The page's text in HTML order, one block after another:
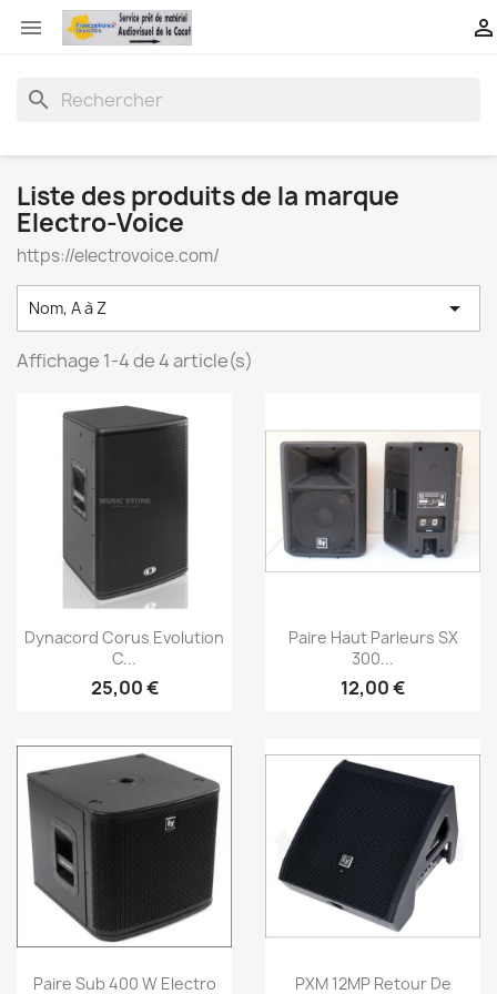
 
search
Liste des produits de la marque
Electro-Voice
https://electrovoice.com/
Nom, A à Z 
Affichage 1-4 de 4 article(s)
Aperçu rapide
Dynacord Corus Evolution
C...
25,00 €
Aperçu rapide
Paire Haut Parleurs SX
300...
12,00 €
 Aperçu rapide
Paire Sub 400 W Electro
Aperçu rapide
PXM 12MP Retour De